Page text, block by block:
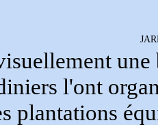
l'ont
plantations